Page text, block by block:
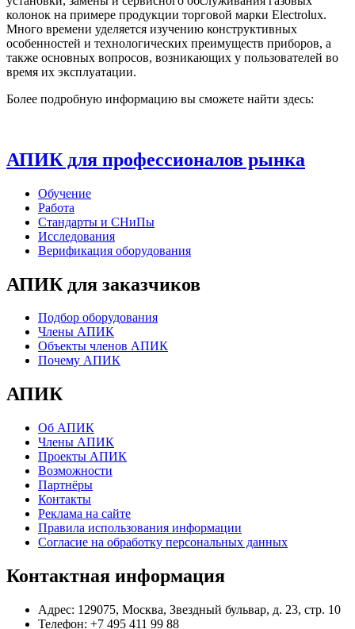
колонок на примере продукции торговой марки Electrolux.
Много времени уделяется изучению конструктивных
особенностей и технологических преимуществ приборов, а
также основных вопросов, возникающих у пользователей во
время их эксплуатации.
Более подробную информацию вы сможете найти здесь:
АПИК для профессионалов рынка
Обучение
Работа
Стандарты и СНиПы
Исследования
Верификация оборудования
АПИК для заказчиков
Подбор оборудования
Члены АПИК
Объекты членов АПИК
Почему АПИК
АПИК
Об АПИК
Члены АПИК
Проекты АПИК
Возможности
Партнёры
Контакты
Реклама на сайте
Правила использования информации
Согласие на обработку персональных данных
Контактная информация
Адрес: 129075, Москва, Звездный бульвар, д. 23, стр. 10
Телефон: +7 495 411 99 88